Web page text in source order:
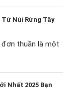
Núi Rừng Tây
đơn thuần là một
Nhất 2025 Bạn